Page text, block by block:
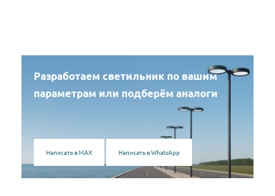
Разработаем светильник по вашим
параметрам или подберём аналоги
Написать в MAX Написать в WhatsApp